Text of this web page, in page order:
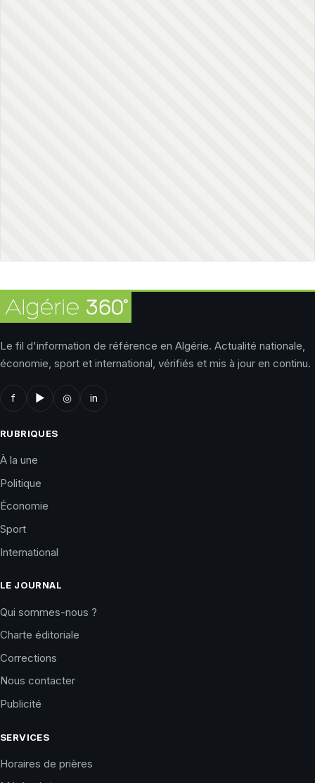
Le fil d'information de référence en Algérie. Actualité nationale,
économie, sport et international, vérifiés et mis à jour en continu.
f ▶ ◎ in
RUBRIQUES
À la une
Politique
Économie
Sport
International
LE JOURNAL
Qui sommes-nous ?
Charte éditoriale
Corrections
Nous contacter
Publicité
SERVICES
Horaires de prières